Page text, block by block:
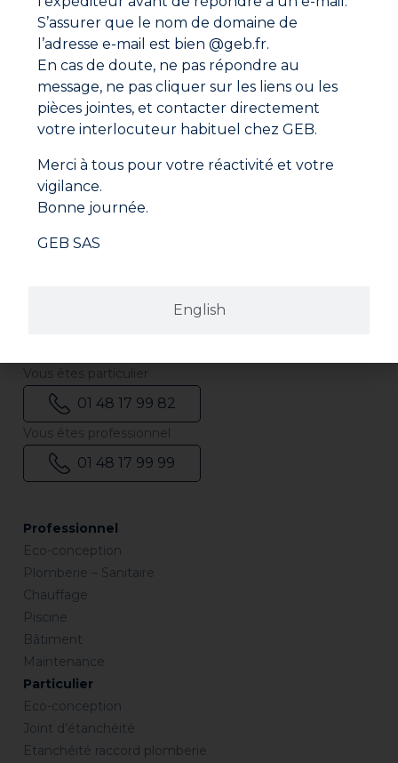
Adresse
GEB SAS
ZI Paris Nord 2
CS 62062
95972 ROISSY CDG CEDEX
France
Professionnel
Eco-conception
Plomberie – Sanitaire
Chauffage
Piscine
Bâtiment
Maintenance
Particulier
Eco-conception
Joint d’étanchéité
Etanchéité raccord plomberie
Revendeurs
Où nous trouver ?
Vous êtes particulier
01 48 17 99 82
Vous êtes professionnel
01 48 17 99 99
English
S’assurer que le nom de domaine de
l’adresse e-mail est bien @geb.fr.
En cas de doute, ne pas répondre au
message, ne pas cliquer sur les liens ou les
pièces jointes, et contacter directement
votre interlocuteur habituel chez GEB.
Merci à tous pour votre réactivité et votre
vigilance.
Bonne journée.
GEB SAS